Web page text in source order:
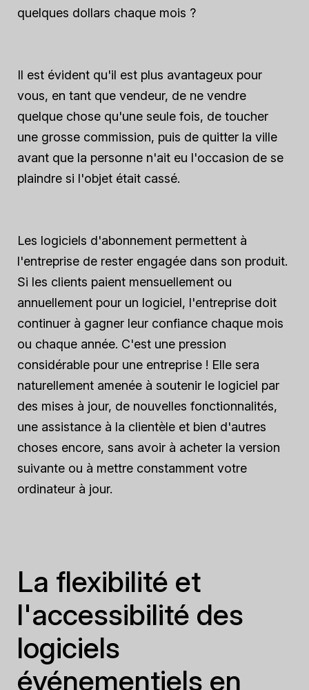
quelques dollars chaque mois ?
Il est évident qu'il est plus avantageux pour
vous, en tant que vendeur, de ne vendre
quelque chose qu'une seule fois, de toucher
une grosse commission, puis de quitter la ville
avant que la personne n'ait eu l'occasion de se
plaindre si l'objet était cassé.
Les logiciels d'abonnement permettent à
l'entreprise de rester engagée dans son produit.
Si les clients paient mensuellement ou
annuellement pour un logiciel, l'entreprise doit
continuer à gagner leur confiance chaque mois
ou chaque année. C'est une pression
considérable pour une entreprise ! Elle sera
naturellement amenée à soutenir le logiciel par
des mises à jour, de nouvelles fonctionnalités,
une assistance à la clientèle et bien d'autres
choses encore, sans avoir à acheter la version
suivante ou à mettre constamment votre
ordinateur à jour.
La flexibilité et
l'accessibilité des
logiciels
événementiels en